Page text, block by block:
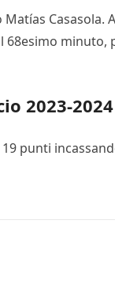
Casasola.
68esimo minuto,
2023-
punti